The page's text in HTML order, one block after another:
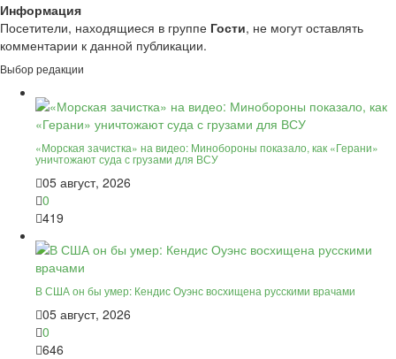
Информация
Посетители, находящиеся в группе Гости, не могут оставлять
комментарии к данной публикации.
Выбор редакции
«Морская зачистка» на видео: Минобороны показало, как «Герани»
уничтожают суда с грузами для ВСУ
05 август, 2026
0
419
В США он бы умер: Кендис Оуэнс восхищена русскими врачами
05 август, 2026
0
646